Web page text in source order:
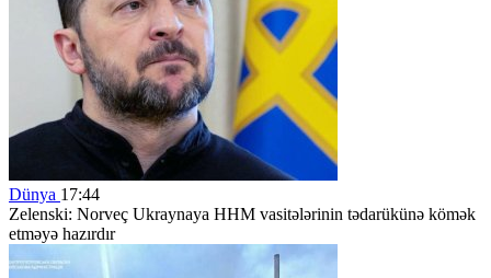
Dünya 17:44
Zelenski: Norveç Ukraynaya HHM vasitələrinin tədarükünə kömək
etməyə hazırdır